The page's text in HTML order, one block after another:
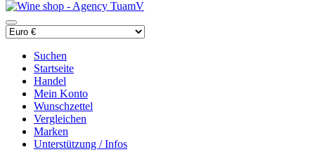
Suchen
Startseite
Handel
Mein Konto
Wunschzettel
Vergleichen
Marken
Unterstützung / Infos